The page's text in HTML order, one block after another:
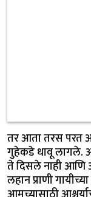
तर आता तरस परत
गुहेकडे धावू लागले.
ते दिसले नाही आणि
लहान प्राणी